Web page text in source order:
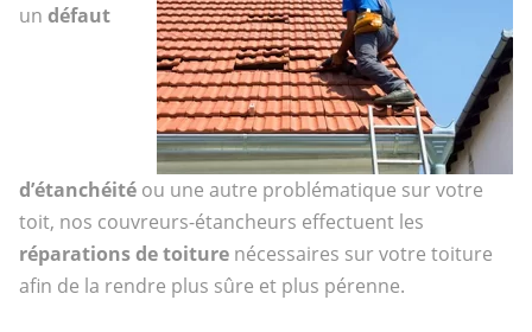
un défaut
d’étanchéitéou une autre problématique sur votre
toit, nos couvreurs-étancheurs effectuent les
réparations de toiturenécessaires sur votre toiture
afin de la rendre plus sûre et plus pérenne.